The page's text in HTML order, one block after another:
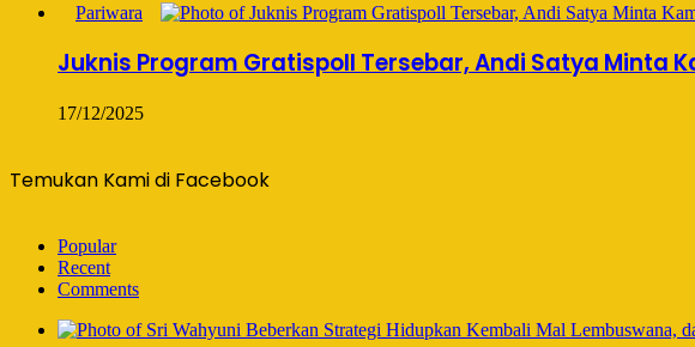
Pariwara
Juknis Program Gratispoll Tersebar, Andi Satya Minta
17/12/2025
Temukan Kami di Facebook
Popular
Recent
Comments